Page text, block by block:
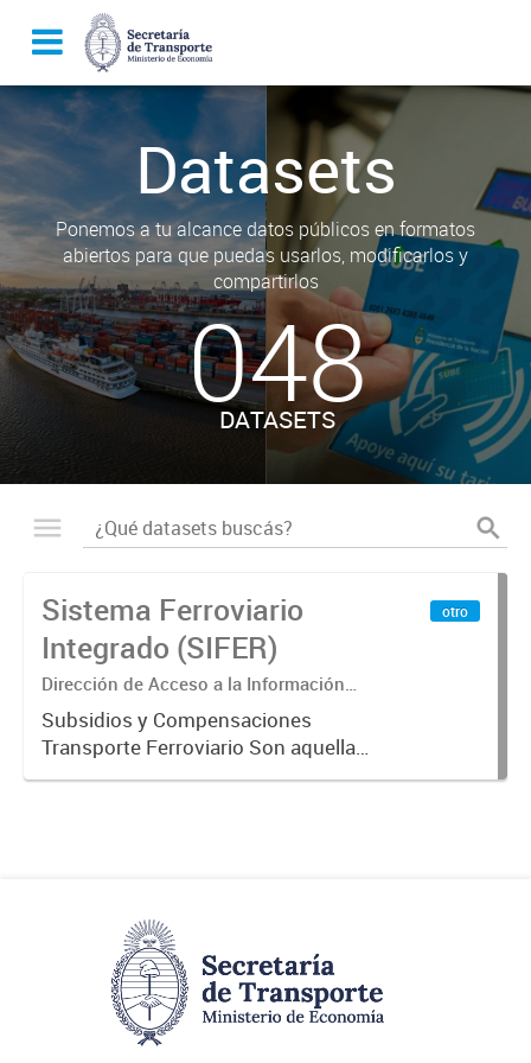
Datasets
Ponemos a tu alcance datos públicos en formatos
abiertos para que puedas usarlos, modificarlos y
compartirlos
048
DATASETS
Sistema Ferroviario
Integrado (SIFER)
Dirección de Acceso a la Información
Pública y Transparencia
Subsidios y Compensaciones
Transporte Ferroviario Son aquellas
transferencias realizadas por la
otro